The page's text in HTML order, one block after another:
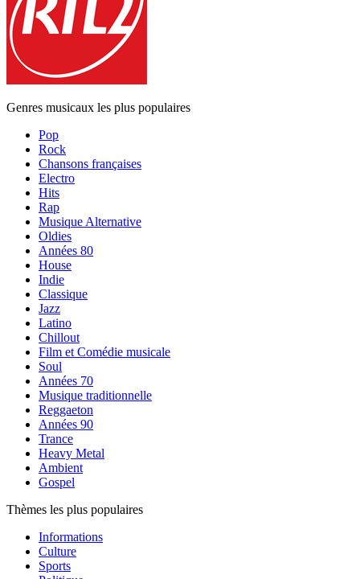
Genres musicaux les plus populaires
Pop
Rock
Chansons françaises
Electro
Hits
Rap
Musique Alternative
Oldies
Années 80
House
Indie
Classique
Jazz
Latino
Chillout
Film et Comédie musicale
Soul
Années 70
Musique traditionnelle
Reggaeton
Années 90
Trance
Heavy Metal
Ambient
Gospel
Thèmes les plus populaires
Informations
Culture
Sports